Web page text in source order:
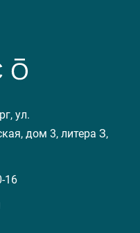
ул.
дом 3, литера З,
16